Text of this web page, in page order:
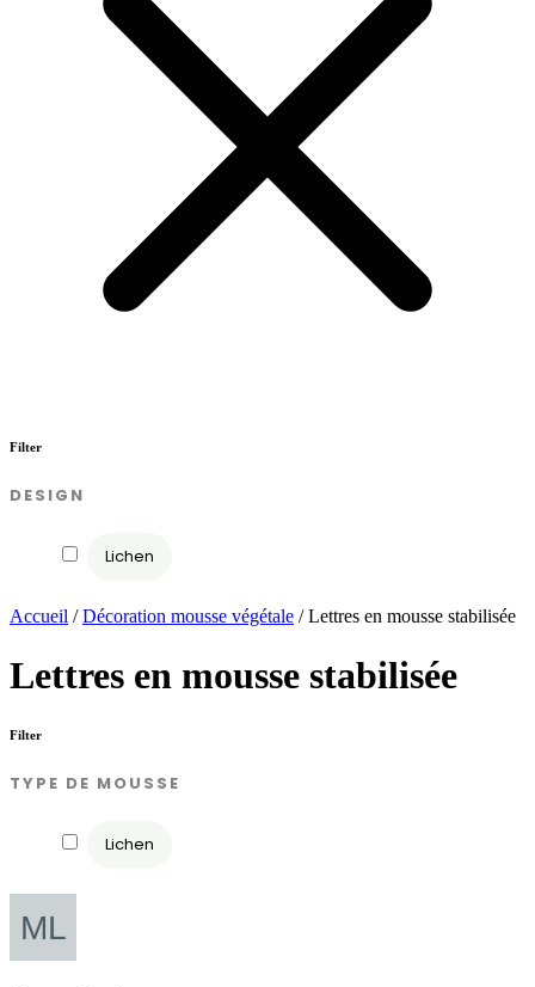
Filter
DESIGN
Lichen
Accueil /Décoration mousse végétale / Lettres en mousse stabilisée
Lettres en mousse stabilisée
Filter
TYPE DE MOUSSE
Lichen